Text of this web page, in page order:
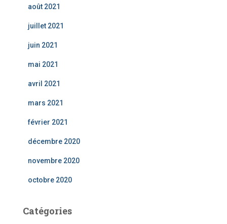
août 2021
juillet 2021
juin 2021
mai 2021
avril 2021
mars 2021
février 2021
décembre 2020
novembre 2020
octobre 2020
Catégories